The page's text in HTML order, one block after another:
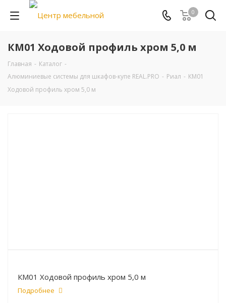
0
КМ01 Ходовой профиль хром 5,0 м
Главная - Каталог -
Алюминиевые системы для шкафов-купе REAL.PRO - Риал - КМ01
Ходовой профиль хром 5,0 м
КМ01 Ходовой профиль хром 5,0 м
Подробнее